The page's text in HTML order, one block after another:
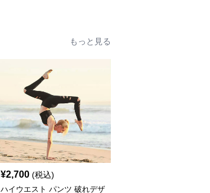
もっと見る
¥2,700 (税込)
ハイウエスト パンツ 破れデザ